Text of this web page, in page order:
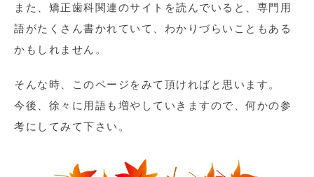
また、矯正歯科関連のサイトを読んでいると、専門用
語がたくさん書かれていて、わかりづらいこともある
かもしれません。
そんな時、このページをみて頂ければと思います。
今後、徐々に用語も増やしていきますので、何かの参
考にしてみて下さい。